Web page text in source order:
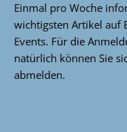
Einmal pro Woche
wichtigsten Artikel auf
Events. Für die
natürlich können Sie
abmelden.